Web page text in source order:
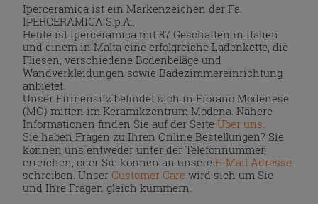
Iperceramica ist ein Markenzeichen der Fa.
IPERCERAMICA S.p.A..
Heute ist Iperceramica mit 87 Geschäften in Italien
und einem in Malta eine erfolgreiche Ladenkette, die
Fliesen, verschiedene Bodenbeläge und
Wandverkleidungen sowie Badezimmereinrichtung
anbietet.
Unser Firmensitz befindet sich in Fiorano Modenese
(MO) mitten im Keramikzentrum Modena. Nähere
Informationen finden Sie auf der Seite Über uns
Sie haben Fragen zu Ihren Online Bestellungen? Sie
können uns entweder unter der Telefonnummer
erreichen, oder Sie können an unsereE-Mail Adresse
schreiben. UnserCustomer Care wird sich um Sie
und Ihre Fragen gleich kümmern.